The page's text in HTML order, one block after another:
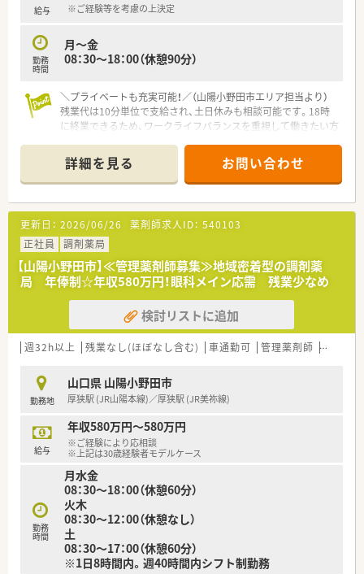
給与 ※ご経験等を考慮の上決定
勤務
時間
月～金
08：30～18：00（休憩90分）
＼プライベートも充実可能！／（山陽小野田市エリア担当より）
残業代は10分単位で支給され、土日休みも相談可能です。18時
に終業できるため、ワークライフバランスを重視して働きたい方
【店舗情報と応需状況について】
■南中川駅より徒歩9分の好立地で、近隣にある総合病院から多
岐にわたる科目の処方箋を1日平均40枚程度応需しています。
■精神科や泌尿器科、産婦人科など幅広い科目に触れることがで
き、薬剤師として総合的な知識を深めることが可能な環境です。
■地域でも珍しいドライブスルー調剤を導入しており、多様な患
者様のニーズに対応しながら効率的な業務を実践している店舗
です。
【募集背景と求める人物像について】
■現在活躍中の正社員が海外留学へ出発するための欠員募集と
なっており、長期間にわたってチームに貢献できる方を求めてい
ます。
り、周囲のスタッフと協力しながら働ける協調性のある方を歓迎
します。
■年齢層としては30代から40代を想定しており、現場をリード
しながら地域医療の一翼を担ってくださる方を募集しておりま
す。
【法人特徴について】
■山陽小野田市や宇部市を中心に店舗展開を行っている法人で、
地域に根差した安定した経営基盤を誇っている薬局グループで
す。
■社長自身も現役の薬剤師として現場に立っており、従業員の働
きやすさや意見を尊重する風通しの良い企業文化が根付いてい
ます。
■勤続30年以上のスタッフが在籍するなど定着率が非常に高
詳細を見る お問い合わせ
更新日： 2026/06/26 薬剤師求人ID： 540103
正社員
調剤薬局
【山陽小野田市】≪管理薬剤師募集≫地域密着型の調剤薬
局 年俸制☆年収580万円！眼科メイン応需 残業少なめ
検討リストに追加
週32h以上 残業なし(ほぼなし含む) 車通勤可 管理薬剤師 シフト
勤務地
山口県 山陽小野田市
厚狭駅 (JR山陽本線)／厚狭駅 (JR美祢線)
給与
年収580万円～580万円
※ご経験により応相談
※上記は30歳経験者モデルケース
勤務
時間
月水金
08：30～18：00（休憩60分）
火木
08：30～12：00（休憩なし）
土
08：30～17：00（休憩60分）
※1日8時間内。週40時間内シフト制勤務